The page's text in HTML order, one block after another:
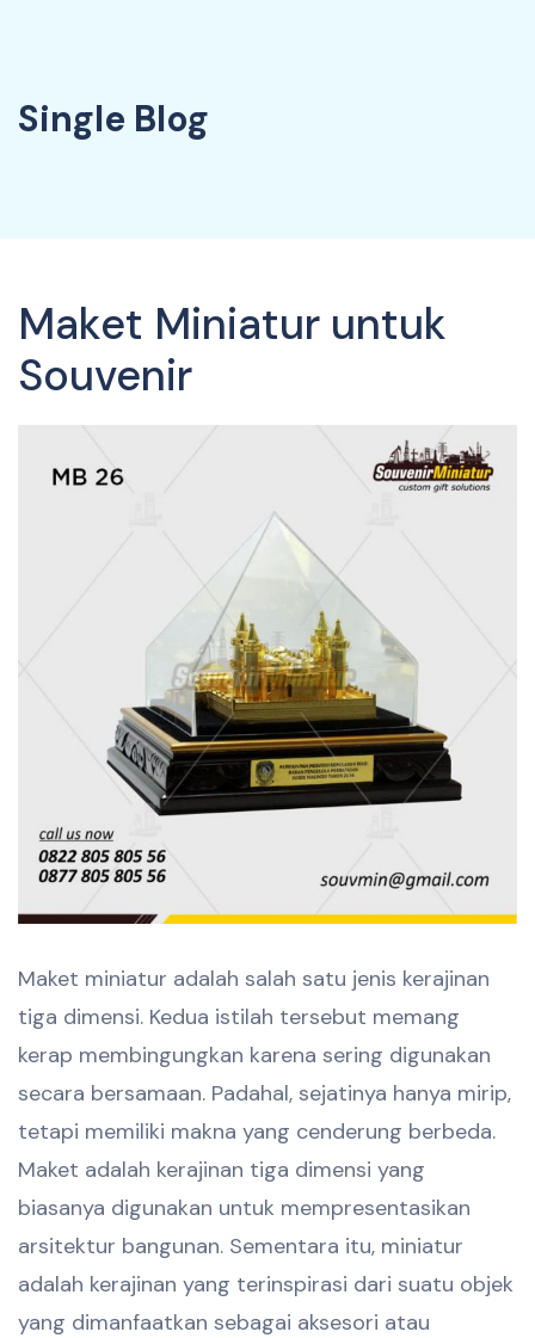
Single Blog
Maket Miniatur untuk
Souvenir
Maket miniatur adalah salah satu jenis kerajinan
tiga dimensi. Kedua istilah tersebut memang
kerap membingungkan karena sering digunakan
secara bersamaan. Padahal, sejatinya hanya mirip,
tetapi memiliki makna yang cenderung berbeda.
Maket adalah kerajinan tiga dimensi yang
biasanya digunakan untuk mempresentasikan
arsitektur bangunan. Sementara itu, miniatur
adalah kerajinan yang terinspirasi dari suatu objek
yang dimanfaatkan sebagai aksesori atau